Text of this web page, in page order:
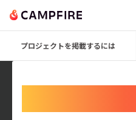
プロジェクトを掲載するには